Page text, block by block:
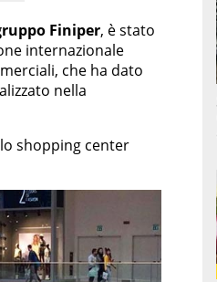
Finiper, è stato
internazionale
che ha dato
nella
shopping center